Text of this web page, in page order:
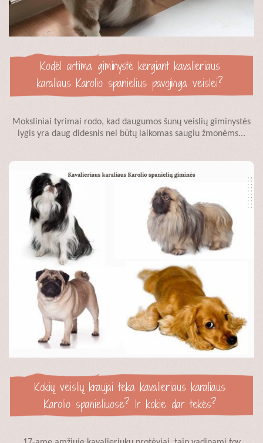
Kodėl artima giminystė kergiant kavalieriaus
karaliaus Karolio spanielius pavojinga veislei?
Moksliniai tyrimai rodo, kad daugumos šunų veislių giminystės
lygis yra daug didesnis nei būtų laikomas saugiu žmonėms...
Kokių veislių kraujai teka kavalieriaus karaliaus
Karolio spanieliuose? Ir kokie dar tekės?